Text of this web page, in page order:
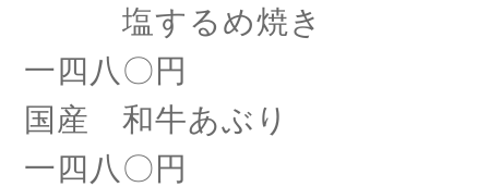
塩するめ焼き
一四八〇円
国産 和牛あぶり
一四八〇円